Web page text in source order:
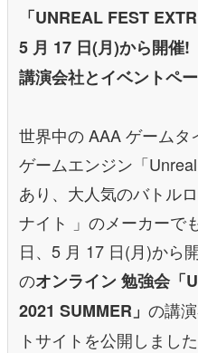
「UNREAL FEST
5 月 17 日(月)から開催!
講演会社とイベントペ
世界中の AAA ゲーム
ゲームエンジン「
あり、大人気のバトル
ナイト 」のメーカーで
日、5 月 17 日(月)から
のオンライン 勉強会「
2021 SUMMER」 の講
トサイトを公開しました